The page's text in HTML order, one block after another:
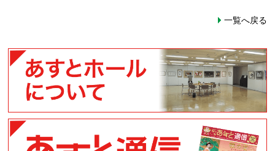
一覧へ戻る